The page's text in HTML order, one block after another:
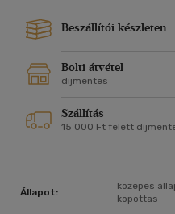
Beszállítói készleten
Bolti átvétel
díjmentes
Szállítás
15 000 Ft felett
Állapot:
közepes
kopottas